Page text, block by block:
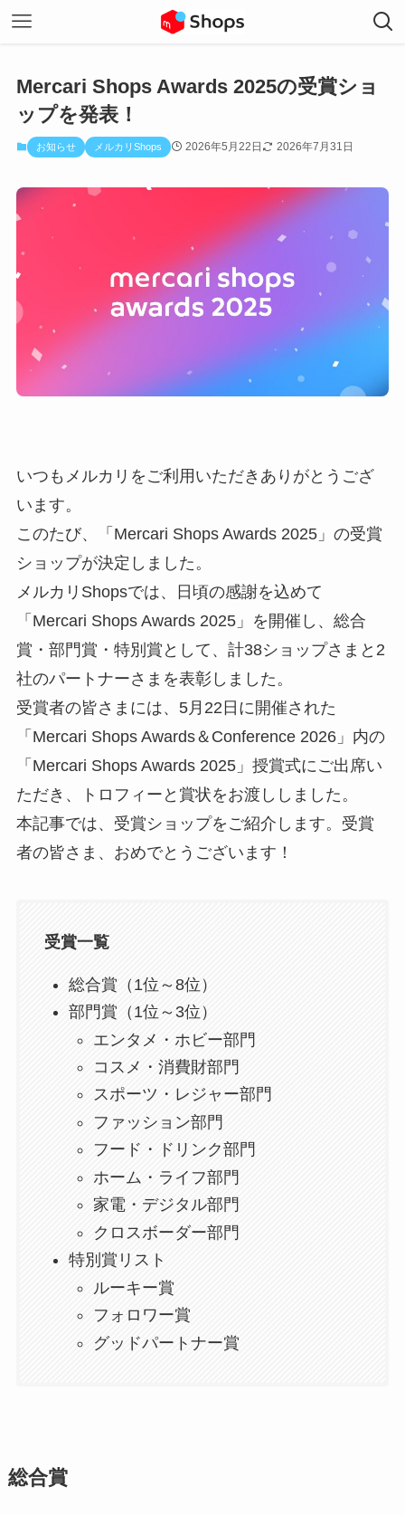
Mercari Shops Awards 2025の受賞ショ
ップを発表！
お知らせ メルカリShops 2026年5月22日 2026年7月31日
いつもメルカリをご利用いただきありがとうござ
います。
このたび、「Mercari Shops Awards 2025」の受賞
ショップが決定しました。
メルカリShopsでは、日頃の感謝を込めて
「Mercari Shops Awards 2025」を開催し、総合
賞・部門賞・特別賞として、計38ショップさまと2
社のパートナーさまを表彰しました。
受賞者の皆さまには、5月22日に開催された
「Mercari Shops Awards＆Conference 2026」内の
「Mercari Shops Awards 2025」授賞式にご出席い
ただき、トロフィーと賞状をお渡ししました。
本記事では、受賞ショップをご紹介します。受賞
者の皆さま、おめでとうございます！
受賞一覧
総合賞（1位～8位）
部門賞（1位～3位）
エンタメ・ホビー部門
コスメ・消費財部門
スポーツ・レジャー部門
ファッション部門
フード・ドリンク部門
ホーム・ライフ部門
家電・デジタル部門
クロスボーダー部門
特別賞リスト
ルーキー賞
フォロワー賞
グッドパートナー賞
総合賞